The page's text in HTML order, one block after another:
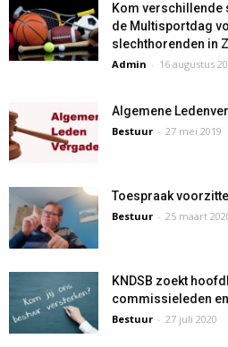
Kom verschillende
de Multisportdag
slechthorenden in
Admin - 16 augustus
Algemene
Bestuur - 27 mei 2019
Toespraak
Bestuur - 25 maart
KNDSB zoekt
commissieleden
Bestuur - 27 juli 2020